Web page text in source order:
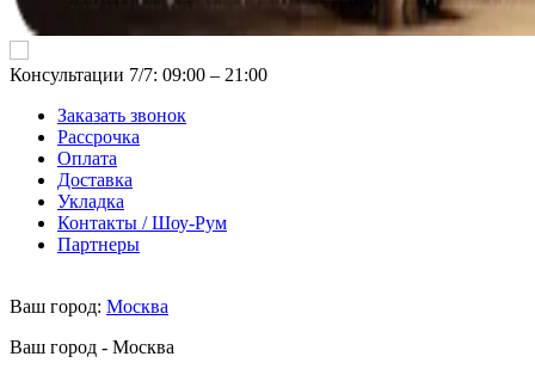
Консультации 7/7: 09:00 ‒ 21:00
Заказать звонок
Рассрочка
Оплата
Доставка
Укладка
Контакты / Шоу-Рум
Партнеры
Ваш город: Москва
Ваш город - Москва